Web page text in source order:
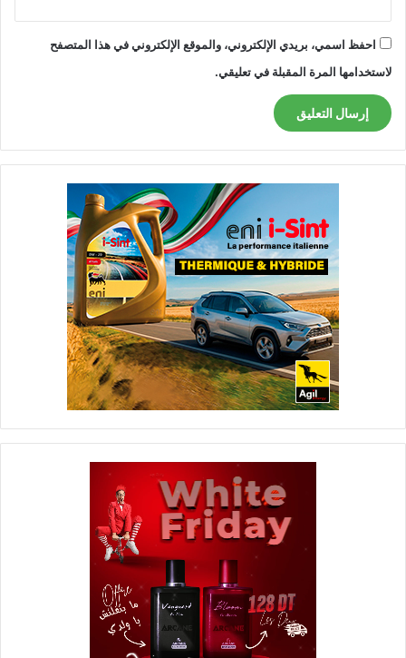
احفظ اسمي، بريدي الإلكتروني، والموقع الإلكتروني في هذا المتصفح
لاستخدامها المرة المقبلة في تعليقي.